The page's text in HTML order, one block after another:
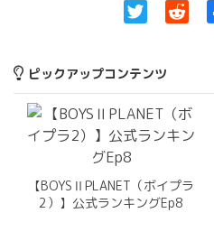
ピックアップコンテンツ
【BOYSⅡPLANET（ボイプラ
2）】公式ランキングEp8